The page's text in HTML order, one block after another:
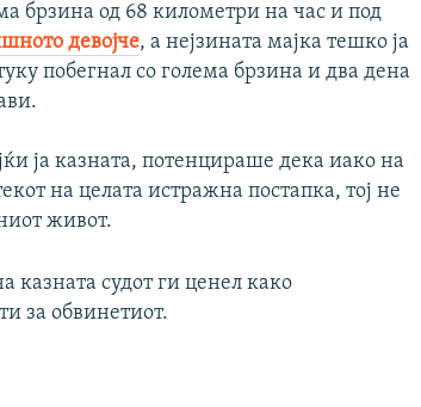
брзина од 68 километри на час и под
девојче, а нејзината мајка тешко ја
побегнал со голема брзина и два дена
ја казната, потенцираше дека иако на
на целата истражна постапка, тој не
живот.
казната судот ги ценел како
за обвинетиот.